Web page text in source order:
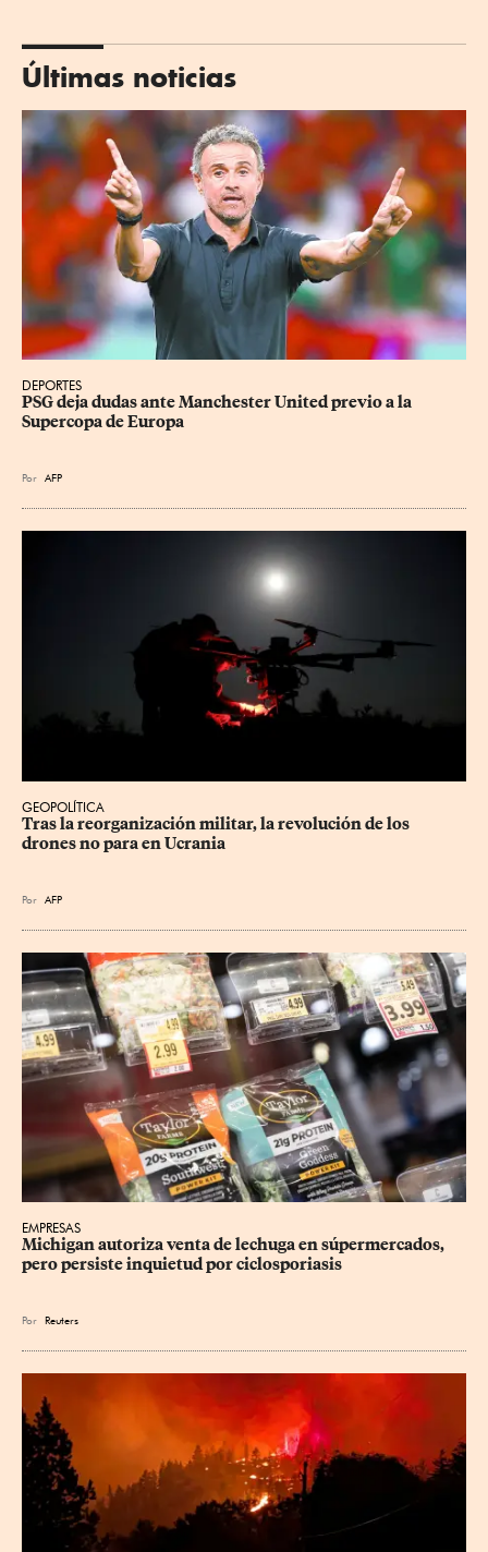
Últimas noticias
DEPORTES
PSG deja dudas ante Manchester United previo a la
Supercopa de Europa
Por AFP
GEOPOLÍTICA
Tras la reorganización militar, la revolución de los
drones no para en Ucrania
Por AFP
EMPRESAS
Michigan autoriza venta de lechuga en súpermercados,
pero persiste inquietud por ciclosporiasis
Por Reuters